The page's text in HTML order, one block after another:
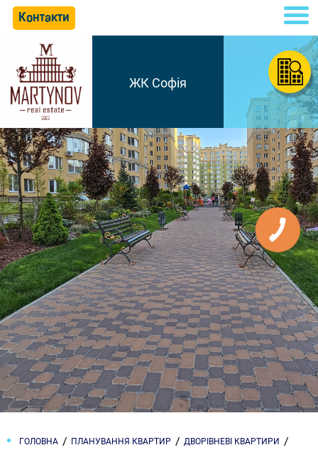
Контакти
ЖК Софія
ГОЛОВНА ПЛАНУВАННЯ КВАРТИР
ДВОРІВНЕВІ КВАРТИРИ